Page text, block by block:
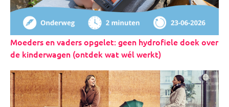
Moeders en vaders opgelet: geen hydrofiele doek over
de kinderwagen (ontdek wat wél werkt)